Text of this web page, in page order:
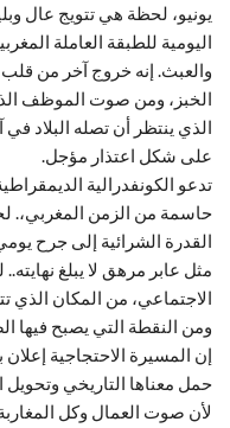
يونيو، لحظة هي تتويج عال
اليومية للطبقة العاملة
والعبث. إنه خروج آخر من
الخبز، ومن صوت الموظف
الذي ينتظر أن تصله البلاد
على شكل اعتذار مؤجل.
تدعو الكونفدرالية
حاسمة من الزمن المغربي،.
القدرة الشرائية إلى جرح
مثل عابر مرهق لا يبلغ
الاجتماعي، من المكان الذي
ومن النقطة التي يصبح فيها
إن المسيرة الاحتجاجية
حمل معناها التاريخي
لأن صوت العمال وكل